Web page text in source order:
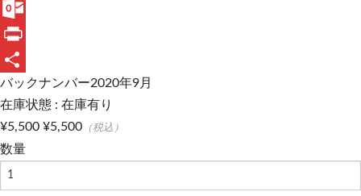
c
e
b
o
o
n
e
G
m
a
i
l
O
u
t
l
o
k
P
r
i
t
共
有
バックナンバー2020年9月
在庫状態 : 在庫有り
¥5,500 ¥5,500 （税込）
数量